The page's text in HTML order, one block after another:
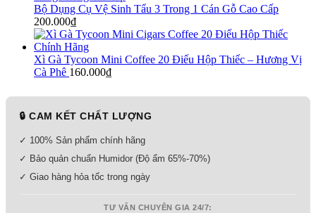
Bộ Dụng Cụ Vệ Sinh Tẩu 3 Trong 1 Cán Gỗ Cao Cấp
200.000₫
Xì Gà Tycoon Mini Coffee 20 Điếu Hộp Thiếc – Hương Vị
Cà Phê 160.000₫
🔒 CAM KẾT CHẤT LƯỢNG
✓ 100% Sản phẩm chính hãng
✓ Bảo quản chuẩn Humidor (Độ ẩm 65%-70%)
✓ Giao hàng hỏa tốc trong ngày
TƯ VẤN CHUYÊN GIA 24/7: